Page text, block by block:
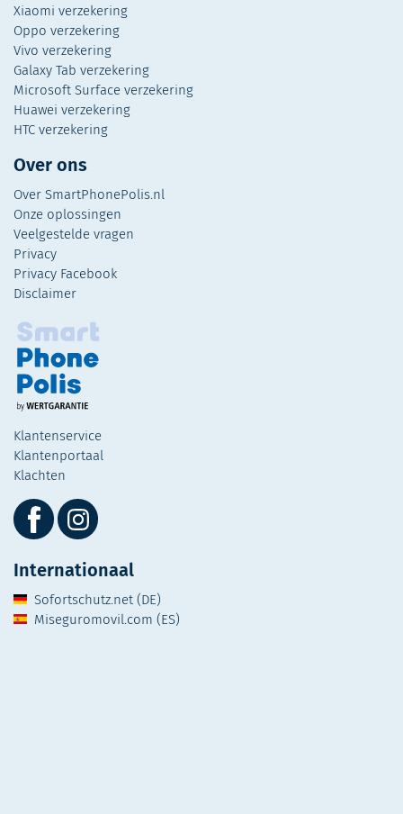
Xiaomi verzekering
Oppo verzekering
Vivo verzekering
Galaxy Tab verzekering
Microsoft Surface verzekering
Huawei verzekering
HTC verzekering
Over ons
Over SmartPhonePolis.nl
Onze oplossingen
Veelgestelde vragen
Privacy
Privacy Facebook
Disclaimer
Klantenservice
Klantenportaal
Klachten
Internationaal
Sofortschutz.net (DE)
Miseguromovil.com (ES)